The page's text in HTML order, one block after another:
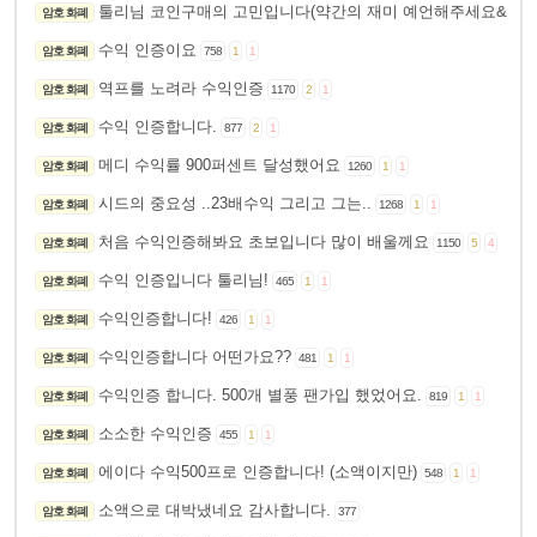
암호 화폐 툴리님 코인구매의 고민입니다(약간의 재미 예언해주세요&수
암호 화폐 수익 인증이요 758 1 1
암호 화폐 역프를 노려라 수익인증 1170 2 1
암호 화폐 수익 인증합니다. 877 2 1
암호 화폐 메디 수익률 900퍼센트 달성했어요 1260 1 1
암호 화폐 시드의 중요성 ..23배수익 그리고 그는.. 1268 1 1
암호 화폐 처음 수익인증해봐요 초보입니다 많이 배울께요 1150 5 4
암호 화폐 수익 인증입니다 툴리님! 465 1 1
암호 화폐 수익인증합니다! 426 1 1
암호 화폐 수익인증합니다 어떤가요?? 481 1 1
암호 화폐 수익인증 합니다. 500개 별풍 팬가입 했었어요. 819 1 1
암호 화폐 소소한 수익인증 455 1 1
암호 화폐 에이다 수익500프로 인증합니다! (소액이지만) 548 1 1
암호 화폐 소액으로 대박냈네요 감사합니다. 377